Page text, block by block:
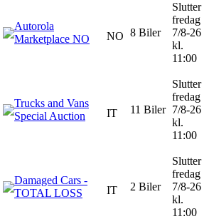
Autorola
Marketplace NO
NO 8 Biler
Slutter
fredag
7/8-26
kl.
11:00
Trucks and Vans
Special Auction
IT 11 Biler
Slutter
fredag
7/8-26
kl.
11:00
Damaged Cars -
TOTAL LOSS
IT 2 Biler
Slutter
fredag
7/8-26
kl.
11:00